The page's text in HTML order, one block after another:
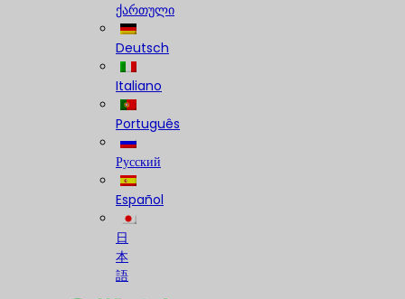
ქართული
Deutsch
Italiano
Português
Русский
Español
日
本
語